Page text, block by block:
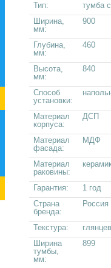
Тип:
тумба
Ширина,
мм:
900
Глубина,
мм:
460
Высота,
мм:
840
Способ
установки:
Материал
корпуса:
ДСП
Материал
фасада:
МДФ
Материал
раковины:
Гарантия:
1 год
Страна
бренда:
Россия
Текстура:
Ширина
тумбы,
мм:
899